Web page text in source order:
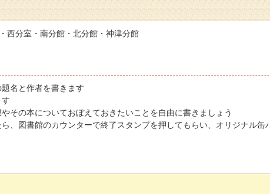
西分室・南分館・北分館・神津分館
名と作者を書きます
その本についておぼえておきたいことを自由に書きましょう
、図書館のカウンターで終了スタンプを押してもらい、オリジナル缶